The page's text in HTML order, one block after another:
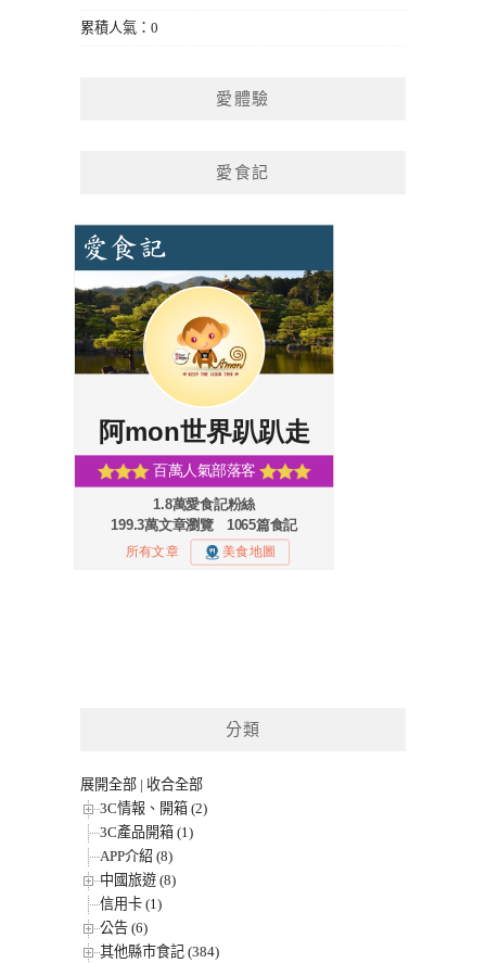
累積人氣：0
愛體驗
愛食記
分類
展開全部 | 收合全部
3C情報、開箱 (2)
3C產品開箱 (1)
APP介紹 (8)
中國旅遊 (8)
信用卡 (1)
公告 (6)
其他縣市食記 (384)